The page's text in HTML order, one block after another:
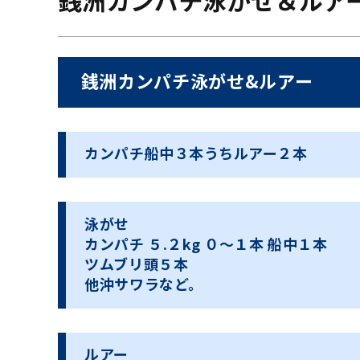
銭洲カンパチ泳がせ&ルアー
カンパチ船中３本うちルアー２本
泳がせ
カンパチ ５.２kg ０〜１本 船中１本
ツムブリ頭５本
他沖サワラなど。
ルアー